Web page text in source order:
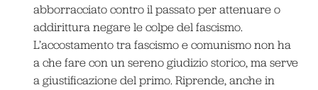
abborracciato contro il passato per attenuare o
addirittura negare le colpe del fascismo.
L’accostamento tra fascismo e comunismo non ha
a che fare con un sereno giudizio storico, ma serve
a giustificazione del primo. Riprende, anche in